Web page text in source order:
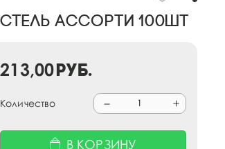
ассорти 100шт
213,00руб.
Количество
В КОРЗИНУ